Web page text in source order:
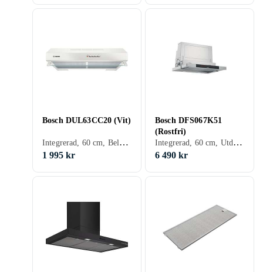
Bosch DUL63CC20 (Vit)
Integrerad, 60 cm, Belysning
1 995 kr
Bosch DFS067K51
(Rostfri)
Integrerad, 60 cm, Utdragbar
6 490 kr